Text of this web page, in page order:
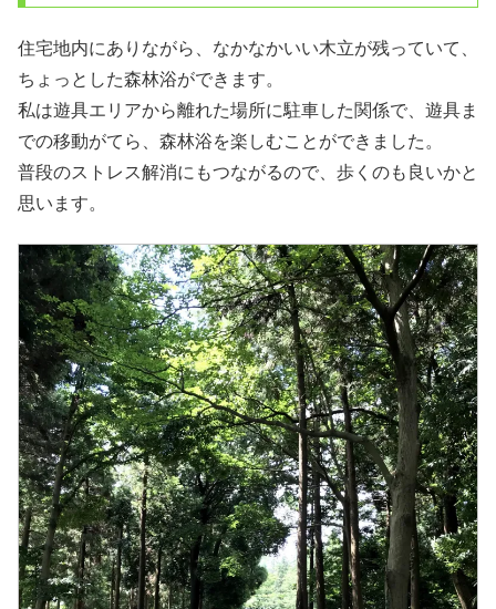
住宅地内にありながら、なかなかいい木立が残っていて、
ちょっとした森林浴ができます。
私は遊具エリアから離れた場所に駐車した関係で、遊具ま
での移動がてら、森林浴を楽しむことができました。
普段のストレス解消にもつながるので、歩くのも良いかと
思います。